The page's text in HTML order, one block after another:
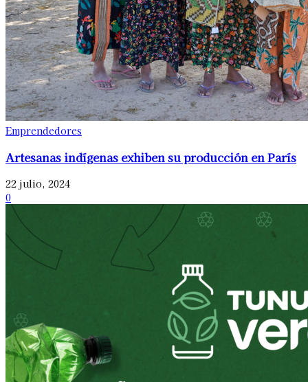
Emprendedores
Artesanas indígenas exhiben su producción en París
22 julio, 2024
0